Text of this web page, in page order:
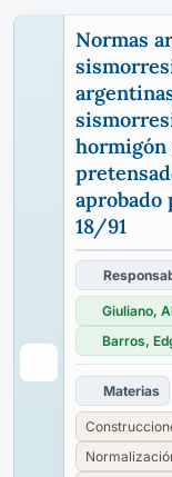
Normas
hormigón
aprobado
18/91
Giuliano,
Barros,
Materias